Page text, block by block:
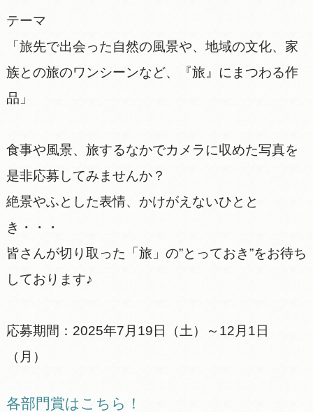
テーマ
「旅先で出会った自然の風景や、地域の文化、家
族との旅のワンシーンなど、『旅』にまつわる作
品」
食事や風景、旅するなかでカメラに収めた写真を
是非応募してみませんか？
絶景やふとした表情、かけがえないひとと
き・・・
皆さんが切り取った「旅」の”とっておき”をお待ち
しております♪
応募期間：2025年7月19日（土）～12月1日
（月）
各部門賞はこちら！